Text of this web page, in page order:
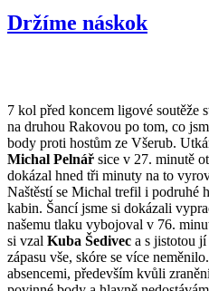
Držíme náskok
7 kol před koncem ligové soutěže
na druhou Rakovou po tom, co
body proti hostům ze Všerub.
Michal Pelnář sice v 27. minutě
dokázal hned tři minuty na to
Naštěstí se Michal trefil i podruhé
kabin. Šancí jsme si dokázali
našemu tlaku vybojoval v 76.
si vzal Kuba Šedivec a s jistotou
zápasu vše, skóre se více
absencemi, především kvůli